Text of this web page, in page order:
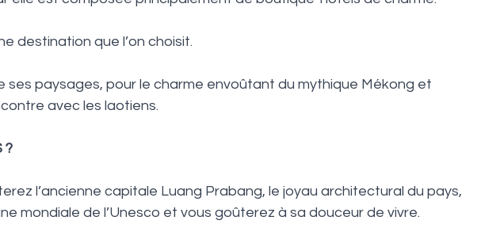
destination que l’on choisit.
ses paysages, pour le charme envoûtant du mythique Mékong et
avec les laotiens.
?
l’ancienne capitale Luang Prabang, le joyau architectural du pays,
mondiale de l’Unesco et vous goûterez à sa douceur de vivre.